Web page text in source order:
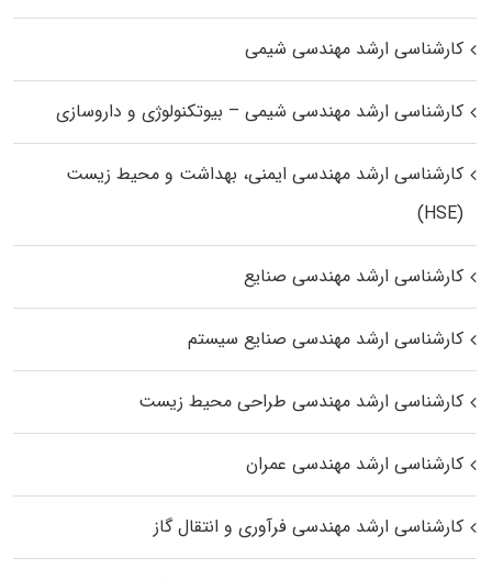
کارشناسی ارشد مهندسی شیمی
کارشناسی ارشد مهندسی شیمی – بیوتکنولوژی و داروسازی
کارشناسی ارشد مهندسی ایمنی، بهداشت و محیط زیست
(HSE)
کارشناسی ارشد مهندسی صنایع
کارشناسی ارشد مهندسی صنایع سیستم
کارشناسی ارشد مهندسی طراحی محیط زیست
کارشناسی ارشد مهندسی عمران
کارشناسی ارشد مهندسی فرآوری و انتقال گاز